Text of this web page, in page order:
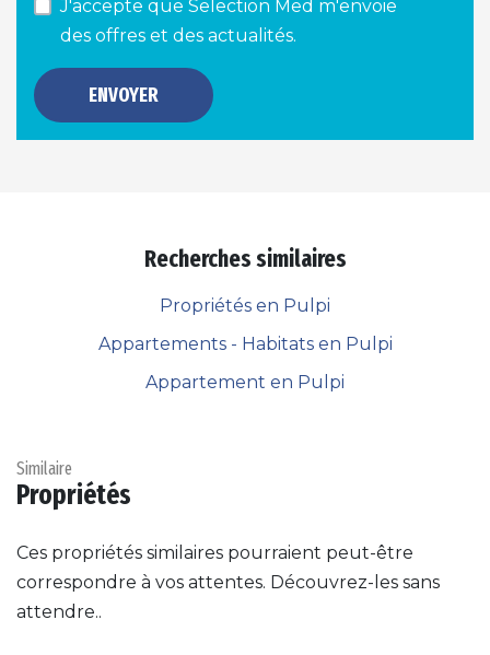
J'accepte que Selection Med m'envoie
des offres et des actualités.
ENVOYER
Recherches similaires
Propriétés en Pulpi
Appartements - Habitats en Pulpi
Appartement en Pulpi
Similaire
Propriétés
Ces propriétés similaires pourraient peut-être
correspondre à vos attentes. Découvrez-les sans
attendre..